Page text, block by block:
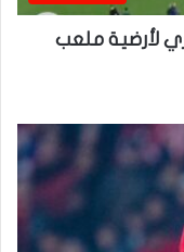
لأرضية ملعب